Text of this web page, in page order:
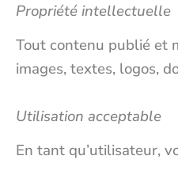
Propriété intellectuelle
Tout contenu publié et
images, textes, logos,
Utilisation acceptable
En tant qu’utilisateur,